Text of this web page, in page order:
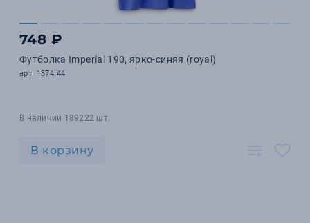
748 ₽
Футболка Imperial 190, ярко-синяя (royal)
арт. 1374.44
В наличии 189222 шт.
В корзину